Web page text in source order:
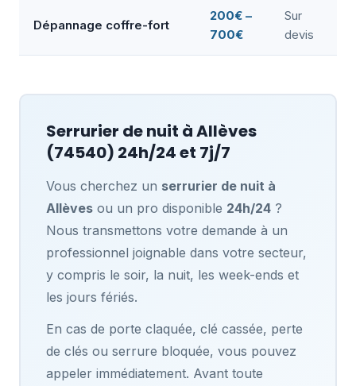
Dépannage coffre-fort
200€ –
700€
Sur
devis
Serrurier de nuit àAllèves
(74540) 24h/24 et 7j/7
Vous cherchez un serrurier de nuit à
Allèvesou un pro disponible 24h/24?
Nous transmettons votre demande à un
professionnel joignable dans votre secteur,
y compris le soir, la nuit, les week-ends et
les jours fériés.
En cas de porte claquée, clé cassée, perte
de clés ou serrure bloquée, vous pouvez
appeler immédiatement. Avant toute